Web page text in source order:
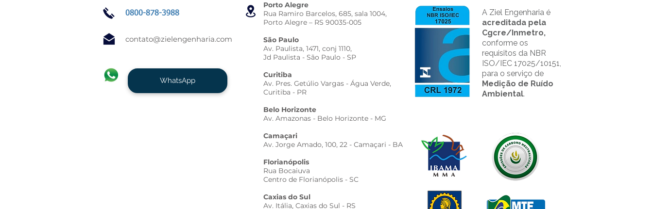
0800-878-3988
contato@zielengenharia.com
WhatsApp
A Ziel Engenharia é
acreditada pela
Cgcre/Inmetro,
conforme os
requisitos da NBR
ISO/IEC 17025/10151,
para o serviço de
Medição de Ruído
Ambiental.
Porto Alegre
Rua Ramiro Barcelos, 685, sala 1004,
Porto Alegre – RS 90035-005
São Paulo
Av. Paulista, 1471, conj 1110,
Jd Paulista - São Paulo - SP
Curitiba
Av. Pres. Getúlio Vargas - Água Verde,
Curitiba - PR
Belo Horizonte
Av. Amazonas - Belo Horizonte - MG
Camaçari
Av. Jorge Amado, 100, 22 - Camaçari - BA
Florianópolis
Rua Bocaiuva
Centro de Florianópolis - SC
Caxias do Sul
Av. Itália, Caxias do Sul - RS